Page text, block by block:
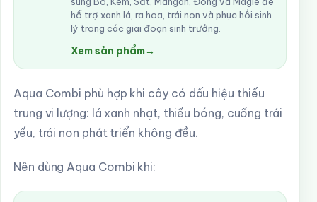
hỗ trợ xanh lá, ra hoa, trái non và phục hồi sinh
lý trong các giai đoạn sinh trưởng.
Xem sản phẩm→
Aqua Combi phù hợp khi cây có dấu hiệu thiếu
trung vi lượng: lá xanh nhạt, thiếu bóng, cuống trái
yếu, trái non phát triển không đều.
Nên dùng Aqua Combi khi: